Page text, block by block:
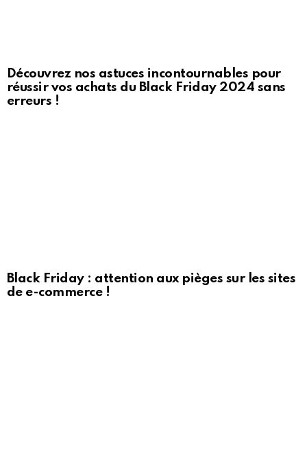
Découvrez nos astuces incontournables pour
réussir vos achats du Black Friday 2024 sans
erreurs !
Black Friday : attention aux pièges sur les sites
de e-commerce !